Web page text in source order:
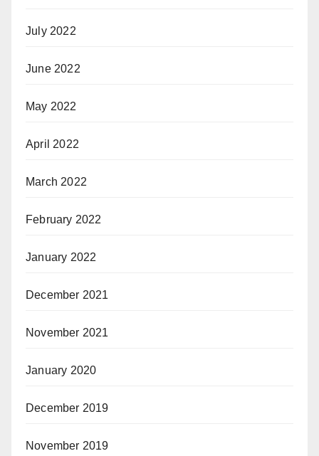
July 2022
June 2022
May 2022
April 2022
March 2022
February 2022
January 2022
December 2021
November 2021
January 2020
December 2019
November 2019